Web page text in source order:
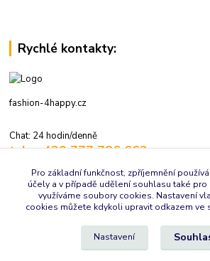
Rychlé kontakty:
fashion-4happy.cz
Chat: 24 hodin/denně
tel.: +420 777 786 662
info@fashion-4happy.cz
Pro základní funkčnost, zpříjemnění
účely a v případě udělení souhlasu také
využíváme soubory cookies. Nastavení
cookies můžete kdykoli upravit odkazem ve
Nastavení